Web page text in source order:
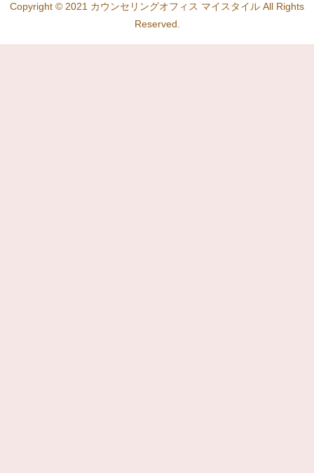
Copyright © 2021 カウンセリングオフィス マイスタイル All Rights
Reserved.